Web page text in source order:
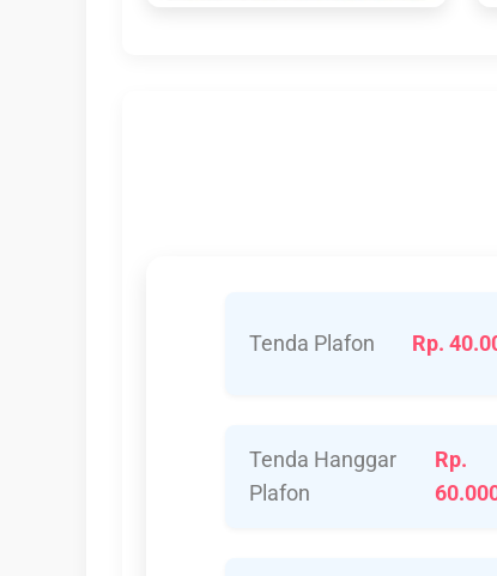
Tenda Plafon Rp.
Tenda Hanggar
Plafon
Rp.